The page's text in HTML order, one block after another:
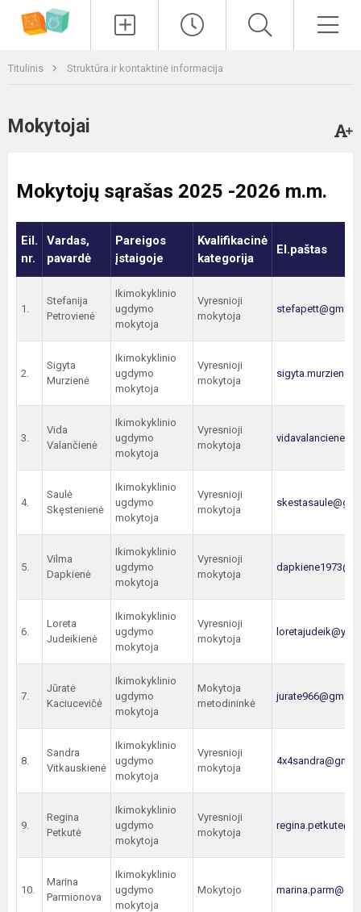
Titulinis Struktūra ir kontaktinė informacija
Mokytojai
Mokytojų sąrašas 2025 -2026 m.m.
Eil.
nr.
Vardas,
pavardė
Pareigos
įstaigoje
Kvalifikacinė
kategorija
El.paštas
1.
Stefanija
Petrovienė
Ikimokyklinio
ugdymo
mokytoja
Vyresnioji
mokytoja
2.
Sigyta
Murzienė
Ikimokyklinio
ugdymo
mokytoja
Vyresnioji
mokytoja
3.
Vida
Valančienė
Ikimokyklinio
ugdymo
mokytoja
Vyresnioji
mokytoja
4.
Saulė
Skęstenienė
Ikimokyklinio
ugdymo
mokytoja
Vyresnioji
mokytoja
5.
Vilma
Dapkienė
Ikimokyklinio
ugdymo
mokytoja
Vyresnioji
mokytoja
6.
Loreta
Judeikienė
Ikimokyklinio
ugdymo
mokytoja
Vyresnioji
mokytoja
7.
Jūratė
Kaciucevičė
Ikimokyklinio
ugdymo
mokytoja
Mokytoja
metodininkė
8.
Sandra
Vitkauskienė
Ikimokyklinio
ugdymo
mokytoja
Vyresnioji
mokytoja
9.
Regina
Petkutė
Ikimokyklinio
ugdymo
mokytoja
Vyresnioji
mokytoja
10.
Marina
Parmionova
Ikimokyklinio
ugdymo
mokytoja
Mokytojo